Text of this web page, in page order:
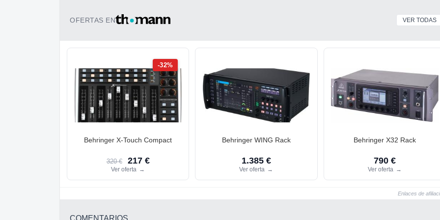
OFERTAS EN VER TODAS
-32%
Behringer X-Touch Compact
320 € 217 €
Ver oferta →
Behringer WING Rack
1.385 €
Ver oferta →
Behringer X32 Rack
790 €
Ver oferta →
Enlaces de
COMENTARIOS